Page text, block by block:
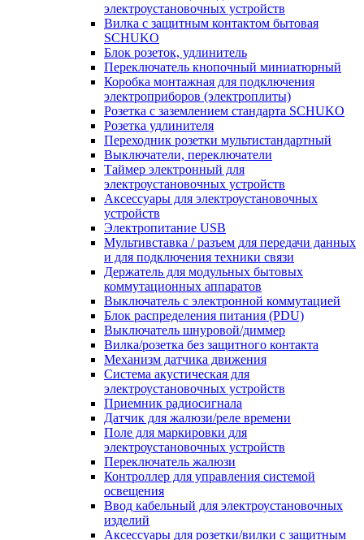
электроустановочных устройств
Вилка с защитным контактом бытовая
SCHUKO
Блок розеток, удлинитель
Переключатель кнопочный миниатюрный
Коробка монтажная для подключения
электроприборов (электроплиты)
Розетка с заземлением стандарта SCHUKO
Розетка удлинителя
Переходник розетки мультистандартный
Выключатели, переключатели
Таймер электронный для
электроустановочных устройств
Аксессуары для электроустановочных
устройств
Электропитание USB
Мультивставка / разъем для передачи данных
и для подключения техники связи
Держатель для модульных бытовых
коммутационных аппаратов
Выключатель с электронной коммутацией
Блок распределения питания (PDU)
Выключатель шнуровой/диммер
Вилка/розетка без защитного контакта
Механизм датчика движения
Система акустическая для
электроустановочных устройств
Приемник радиосигнала
Датчик для жалюзи/реле времени
Поле для маркировки для
электроустановочных устройств
Переключатель жалюзи
Контроллер для управления системой
освещения
Ввод кабельный для электроустановочных
изделий
Аксессуары для розетки/вилки с защитным